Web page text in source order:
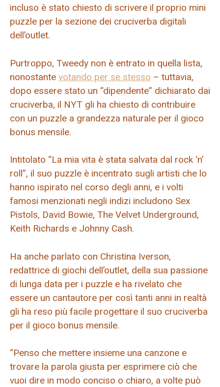
incluso è stato chiesto di scrivere il proprio mini
puzzle per la sezione dei cruciverba digitali
dell’outlet.
Purtroppo, Tweedy non è entrato in quella lista,
nonostante votando per se stesso – tuttavia,
dopo essere stato un “dipendente” dichiarato dai
cruciverba, il NYT gli ha chiesto di contribuire
con un puzzle a grandezza naturale per il gioco
bonus mensile.
Intitolato “La mia vita è stata salvata dal rock ‘n’
roll”, il suo puzzle è incentrato sugli artisti che lo
hanno ispirato nel corso degli anni, e i volti
famosi menzionati negli indizi includono Sex
Pistols, David Bowie, The Velvet Underground,
Keith Richards e Johnny Cash.
Ha anche parlato con Christina Iverson,
redattrice di giochi dell’outlet, della sua passione
di lunga data per i puzzle e ha rivelato che
essere un cantautore per così tanti anni in realtà
gli ha reso più facile progettare il suo cruciverba
per il gioco bonus mensile.
“Penso che mettere insieme una canzone e
trovare la parola giusta per esprimere ciò che
vuoi dire in modo conciso o chiaro, a volte può